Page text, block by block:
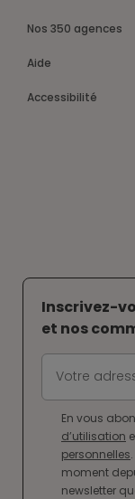
Nos 350 agences
Aide
Accessibilité
Inscrivez-
et nos
En vous
d’utilisation
personnelles
moment
newsletter